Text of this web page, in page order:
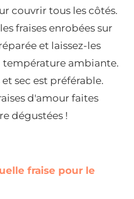
couvrir tous les côtés.
fraises enrobées sur
et laissez-les
ambiante.
sec est préférable.
d'amour faites
dégustées !
fraise pour le